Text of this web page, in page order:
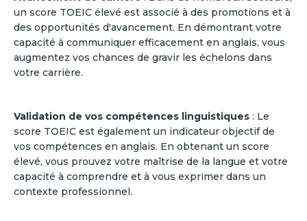
un score TOEIC élevé est associé à des promotions et à
des opportunités d'avancement. En démontrant votre
capacité à communiquer efficacement en anglais, vous
augmentez vos chances de gravir les échelons dans
votre carrière.
Validation de vos compétences linguistiques : Le
score TOEIC est également un indicateur objectif de
vos compétences en anglais. En obtenant un score
élevé, vous prouvez votre maîtrise de la langue et votre
capacité à comprendre et à vous exprimer dans un
contexte professionnel.